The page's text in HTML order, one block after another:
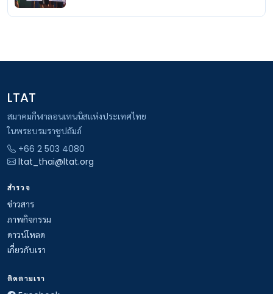
LTAT
สมาคมกีฬาลอนเทนนิสแห่งประเทศไทย
ในพระบรมราชูปถัมภ์
+66 2 503 4080
ltat_thai@ltat.org
สำรวจ
ข่าวสาร
ภาพกิจกรรม
ดาวน์โหลด
เกี่ยวกับเรา
ติดตามเรา